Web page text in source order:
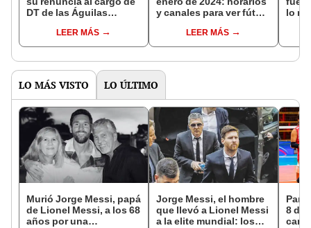
DT de las Águilas
LEER MÁS
y canales para ver fútbol
LEER MÁS
lo
LO MÁS VISTO LO ÚLTIMO
Murió Jorge Messi, papá
de Lionel Messi, a los 68
años por una
Jorge Messi, el hombre
que llevó a Lionel Messi
a la elite mundial: los
8 de